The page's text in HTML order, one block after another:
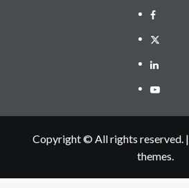
Facebook
Twitter
Linkedin
Youtube
Copyright © All rights reserved. |
themes.